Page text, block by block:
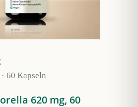
60 Kapseln
620 mg, 60